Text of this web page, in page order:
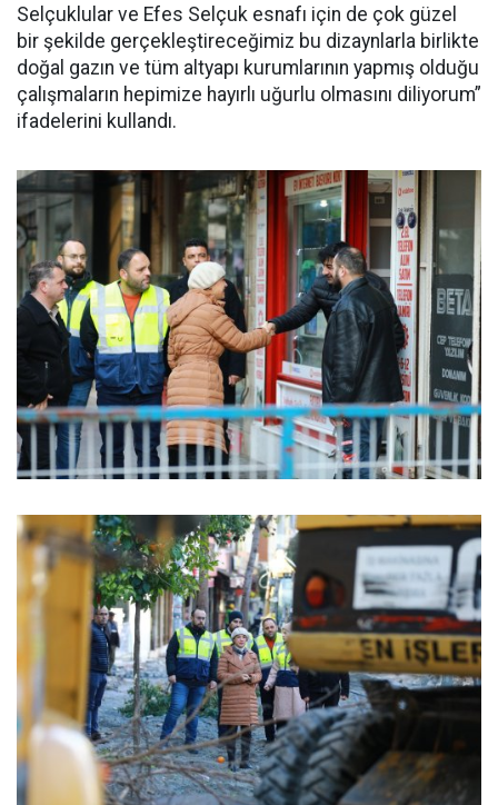
Selçuklular ve Efes Selçuk esnafı için de çok güzel
bir şekilde gerçekleştireceğimiz bu dizaynlarla birlikte
doğal gazın ve tüm altyapı kurumlarının yapmış olduğu
çalışmaların hepimize hayırlı uğurlu olmasını diliyorum”
ifadelerini kullandı.